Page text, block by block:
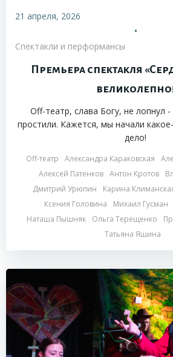
21 апреля, 2026
•
Спектакли и перформансы
Премьера спектакля
Off-театр, слава Богу, не лопнул
простили. Кажется, мы начали
дело!
Off-театр Александра Караковская
Алексей Патенков
Антон Кротов
Дмитрий Урюпин
Карина
Ксения Головина
Михаил Гусман
Наташа Пышняк
Ольга Терещенко
Татьяна Яшина